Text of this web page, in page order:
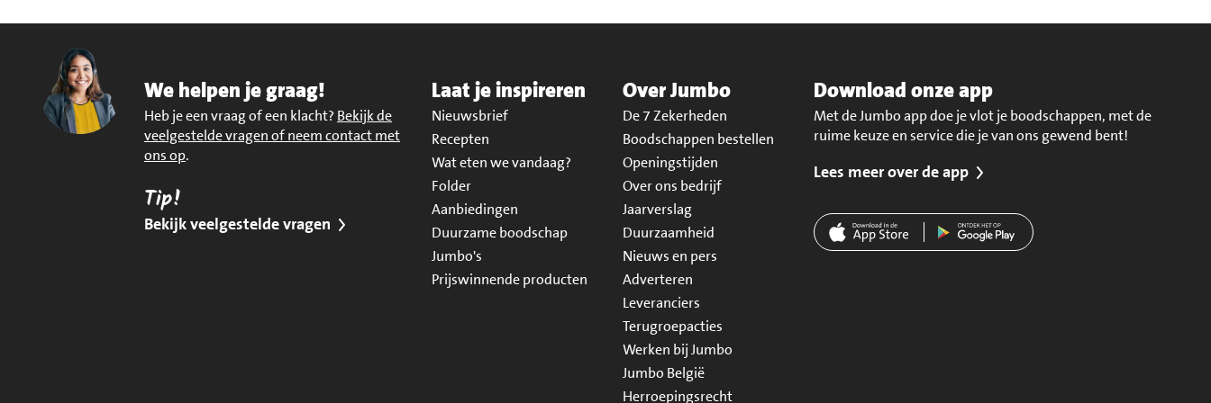
We helpen je graag!
Heb je een vraag of een klacht? Bekijk de
veelgestelde vragen of neem contact met
ons op.
Tip!
Bekijk veelgestelde vragen
Laat je inspireren
Nieuwsbrief
Recepten
Wat eten we vandaag?
Folder
Aanbiedingen
Duurzame boodschap
Jumbo's
Prijswinnende producten
Over Jumbo
De 7 Zekerheden
Boodschappen bestellen
Openingstijden
Over ons bedrijf
Jaarverslag
Duurzaamheid
Nieuws en pers
Adverteren
Leveranciers
Terugroepacties
Werken bij Jumbo
Jumbo België
Herroepingsrecht
Download onze app
Met de Jumbo app doe je vlot je boodschappen, met de
ruime keuze en service die je van ons gewend bent!
Lees meer over de app